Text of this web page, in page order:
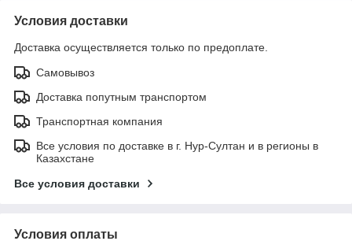
Условия доставки
Доставка осуществляется только по предоплате.
Самовывоз
Доставка попутным транспортом
Транспортная компания
Все условия по доставке в г. Нур-Султан и в регионы в
Казахстане
Все условия доставки
Условия оплаты